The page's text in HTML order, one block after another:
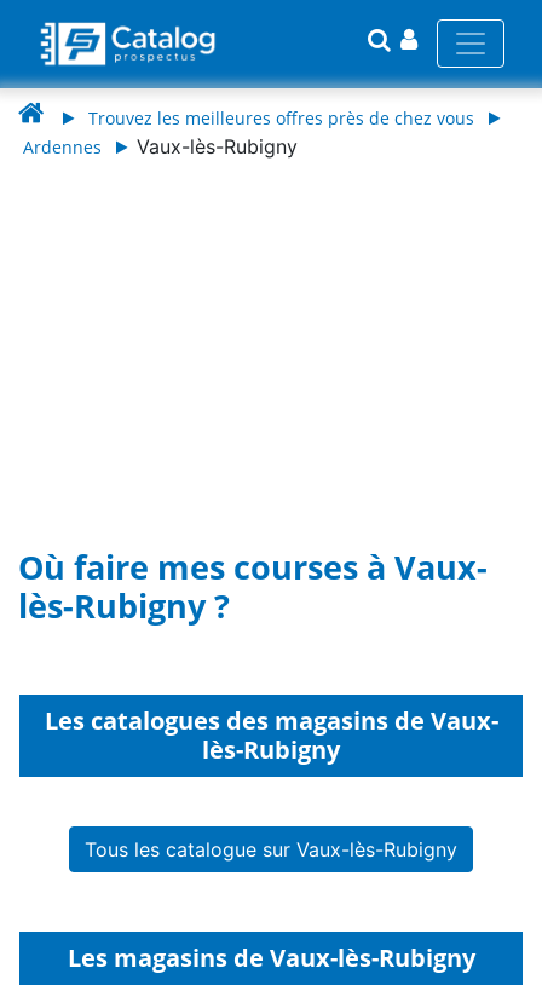
Trouvez les meilleures offres près de chez vous
Ardennes
Vaux-lès-Rubigny
Où faire mes courses à Vaux-
lès-Rubigny ?
Les catalogues des magasins de Vaux-
lès-Rubigny
Tous les catalogue sur Vaux-lès-Rubigny
Les magasins de Vaux-lès-Rubigny